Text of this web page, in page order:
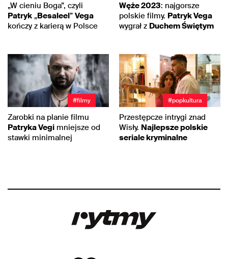
„W cieniu Boga”, czyli
Patryk „Besaleel” Vega
kończy z karierą w Polsce
Węże 2023: najgorsze
polskie filmy. Patryk Vega
wygrał z Duchem Świętym
#filmy
Zarobki na planie filmu
Patryka Vegi mniejsze od
stawki minimalnej
#popkultura
Przestępcze intrygi znad
Wisły. Najlepsze polskie
seriale kryminalne